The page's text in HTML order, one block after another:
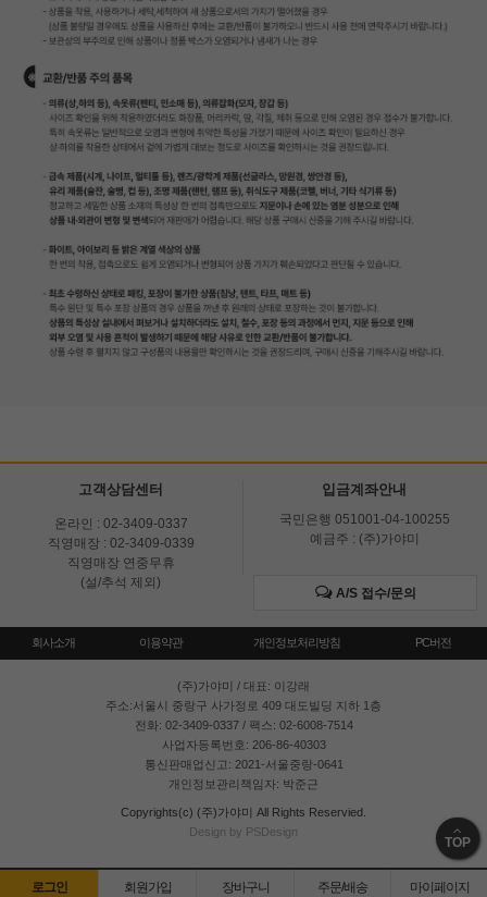
고객상담센터
온라인 : 02-3409-0337
직영매장 : 02-3409-0339
직영매장 연중무휴
(설/추석 제외)
입금계좌안내
국민은행 051001-04-100255
예금주 : (주)가야미
A/S 접수/문의
회사소개 이용약관 개인정보처리방침 PC버전
(주)가야미 / 대표: 이강래
주소:서울시 중랑구 사가정로 409 대도빌딩 지하 1층
전화: 02-3409-0337 / 팩스: 02-6008-7514
사업자등록번호: 206-86-40303
통신판매업신고: 2021-서울중랑-0641
개인정보관리책임자: 박준근
Copyrights(c) (주)가야미 All Rights Reservied.
Design by PSDesign
TOP
로그인 회원가입 장바구니 주문/배송 마이페이지